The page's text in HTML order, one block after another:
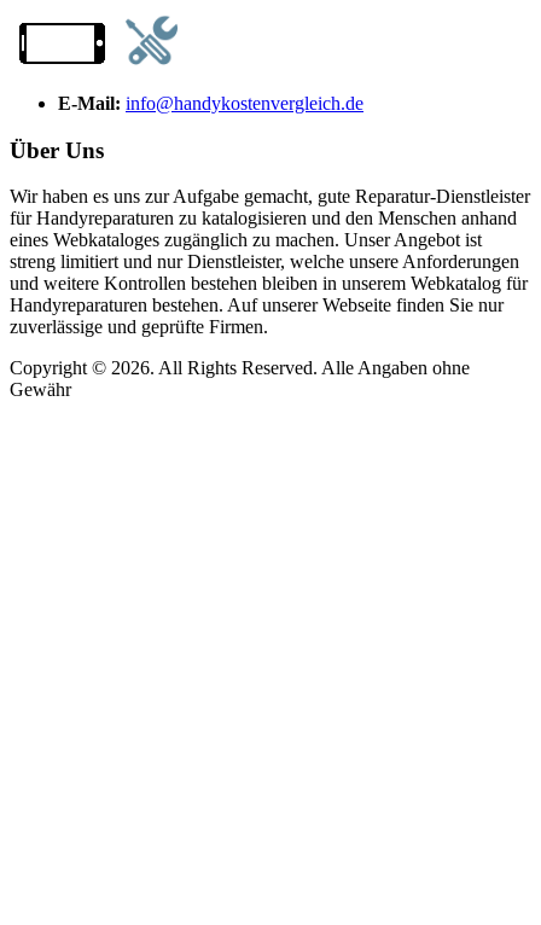
E-Mail: info@handykostenvergleich.de
Über Uns
Wir haben es uns zur Aufgabe gemacht, gute Reparatur-Dienstleister
für Handyreparaturen zu katalogisieren und den Menschen anhand
eines Webkataloges zugänglich zu machen. Unser Angebot ist
streng limitiert und nur Dienstleister, welche unsere Anforderungen
und weitere Kontrollen bestehen bleiben in unserem Webkatalog für
Handyreparaturen bestehen. Auf unserer Webseite finden Sie nur
zuverlässige und geprüfte Firmen.
Copyright © 2026. All Rights Reserved. Alle Angaben ohne
Gewähr